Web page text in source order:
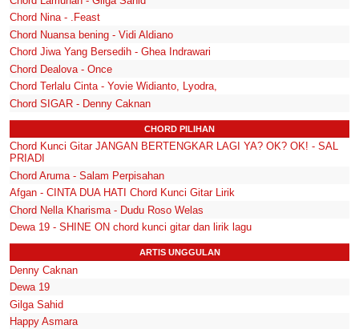
Chord Nina - .Feast
Chord Nuansa bening - Vidi Aldiano
Chord Jiwa Yang Bersedih - Ghea Indrawari
Chord Dealova - Once
Chord Terlalu Cinta - Yovie Widianto, Lyodra,
Chord SIGAR - Denny Caknan
CHORD PILIHAN
Chord Kunci Gitar JANGAN BERTENGKAR LAGI YA? OK? OK! - SAL
PRIADI
Chord Aruma - Salam Perpisahan
Afgan - CINTA DUA HATI Chord Kunci Gitar Lirik
Chord Nella Kharisma - Dudu Roso Welas
Dewa 19 - SHINE ON chord kunci gitar dan lirik lagu
ARTIS UNGGULAN
Denny Caknan
Dewa 19
Gilga Sahid
Happy Asmara